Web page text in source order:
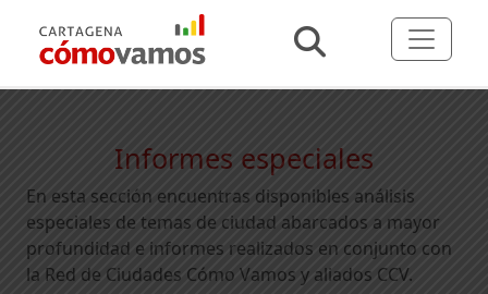
Informes especiales
En esta sección encuentras disponibles análisis
especiales de temas de ciudad abarcados a mayor
profundidad e informes realizados en conjunto con
la Red de Ciudades Cómo Vamos y aliados CCV.